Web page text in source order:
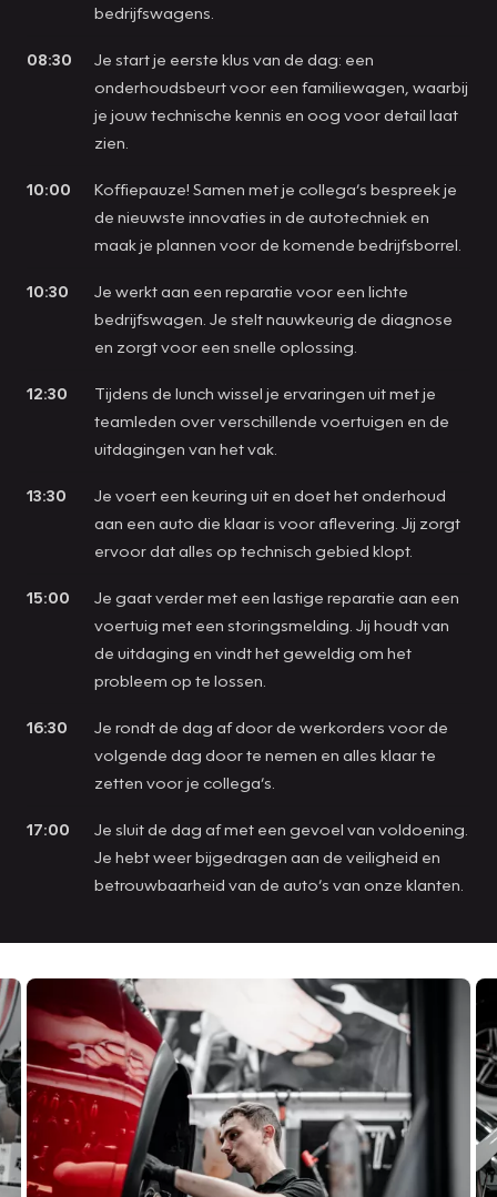
bedrijfswagens.
08:30
Je start je eerste klus van de dag: een
onderhoudsbeurt voor een familiewagen, waarbij
je jouw technische kennis en oog voor detail laat
zien.
10:00
Koffiepauze! Samen met je collega’s bespreek je
de nieuwste innovaties in de autotechniek en
maak je plannen voor de komende bedrijfsborrel.
10:30
Je werkt aan een reparatie voor een lichte
bedrijfswagen. Je stelt nauwkeurig de diagnose
en zorgt voor een snelle oplossing.
12:30
Tijdens de lunch wissel je ervaringen uit met je
teamleden over verschillende voertuigen en de
uitdagingen van het vak.
13:30
Je voert een keuring uit en doet het onderhoud
aan een auto die klaar is voor aflevering. Jij zorgt
ervoor dat alles op technisch gebied klopt.
15:00
Je gaat verder met een lastige reparatie aan een
voertuig met een storingsmelding. Jij houdt van
de uitdaging en vindt het geweldig om het
probleem op te lossen.
16:30
Je rondt de dag af door de werkorders voor de
volgende dag door te nemen en alles klaar te
zetten voor je collega’s.
17:00
Je sluit de dag af met een gevoel van voldoening.
Je hebt weer bijgedragen aan de veiligheid en
betrouwbaarheid van de auto’s van onze klanten.